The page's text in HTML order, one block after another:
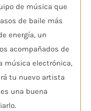
de música que
de baile más
energía, un
acompañados de
música electrónica,
tu nuevo artista
una buena